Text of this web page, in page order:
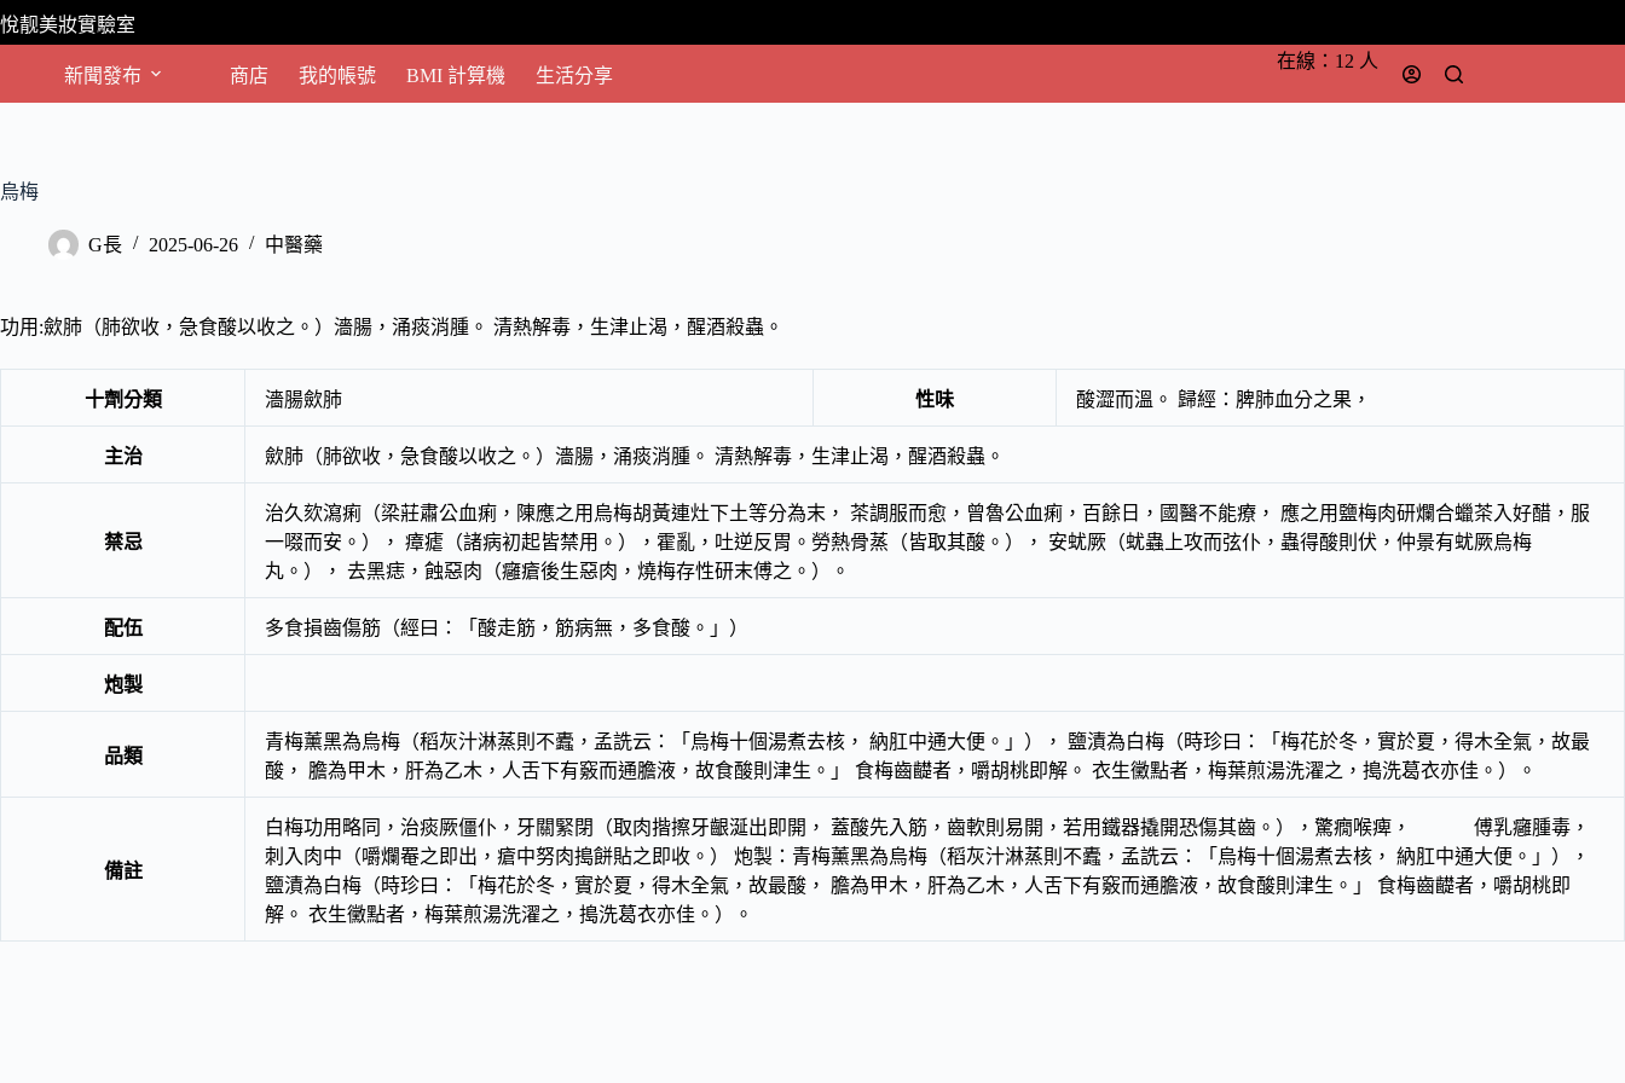
跳
至
要
悅靓美妝實驗室
新聞發布 商店 我的帳號 BMI 計算機 生活分享
在線：12 人
烏梅
G長 2025-06-26 中醫藥
功用:歛肺（肺欲收，急食酸以收之。）濇腸，涌痰消腫。 清熱解毒，生津止渴，醒酒殺蟲。
十劑分類 濇腸歛肺 性味 酸澀而溫。 歸經：脾肺血分之果，
主治 歛肺（肺欲收，急食酸以收之。）濇腸，涌痰消腫。 清熱解毒，生津止渴，醒酒殺蟲。
禁忌
治久欬瀉痢（梁莊肅公血痢，陳應之用烏梅胡黃連灶下土等分為末， 茶調服而愈，曾魯公血痢，百餘日，國醫不能療， 應之用鹽梅肉研爛合蠟茶入好醋，服
一啜而安。）， 瘴瘧（諸病初起皆禁用。），霍亂，吐逆反胃。勞熱骨蒸（皆取其酸。）， 安蚘厥（蚘蟲上攻而弦仆，蟲得酸則伏，仲景有蚘厥烏梅
丸。）， 去黑痣，蝕惡肉（癰瘡後生惡肉，燒梅存性研末傅之。）。
配伍 多食損齒傷筋（經曰：「酸走筋，筋病無，多食酸。」）
炮製
品類
青梅薰黑為烏梅（稻灰汁淋蒸則不蠹，孟詵云：「烏梅十個湯煮去核， 納肛中通大便。」）， 鹽漬為白梅（時珍曰：「梅花於冬，實於夏，得木全氣，故最
酸， 膽為甲木，肝為乙木，人舌下有竅而通膽液，故食酸則津生。」 食梅齒齼者，嚼胡桃即解。 衣生黴點者，梅葉煎湯洗濯之，搗洗葛衣亦佳。）。
備註
白梅功用略同，治痰厥僵仆，牙關緊閉（取肉揩擦牙齦涎出即開， 蓋酸先入筋，齒軟則易開，若用鐵器撬開恐傷其齒。），驚癇喉痺， 傅乳癰腫毒，
刺入肉中（嚼爛罨之即出，瘡中努肉搗餅貼之即收。） 炮製：青梅薰黑為烏梅（稻灰汁淋蒸則不蠹，孟詵云：「烏梅十個湯煮去核， 納肛中通大便。」），
鹽漬為白梅（時珍曰：「梅花於冬，實於夏，得木全氣，故最酸， 膽為甲木，肝為乙木，人舌下有竅而通膽液，故食酸則津生。」 食梅齒齼者，嚼胡桃即
解。 衣生黴點者，梅葉煎湯洗濯之，搗洗葛衣亦佳。）。